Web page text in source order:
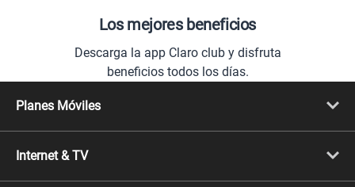
Los mejores beneficios
Descarga la app Claro club y disfruta
beneficios todos los días.
Planes Móviles
Línea Nueva
Línea Adicional
Internet & TV